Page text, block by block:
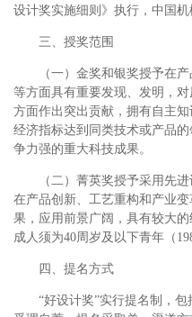
设计奖实施细则》执行，中国机
三、授奖范围
（一）金奖和银奖授予在
等方面具有重要发现、发明，
方面作出突出贡献，拥有自主
经济指标达到同类技术或产品
争力强的重大科技成果。
（二）菁英奖授予采用先
在产品创新、工艺重构和产业
果，应用前景广阔，具有较大
成人须为40周岁及以下青年（
四、提名方式
“好设计奖”实行提名制，